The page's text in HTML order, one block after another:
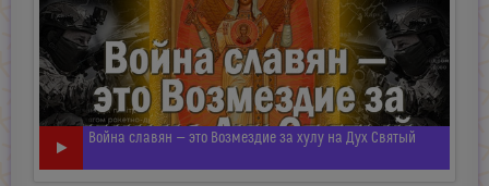
Война славян — это Возмездие за хулу на Дух Святый